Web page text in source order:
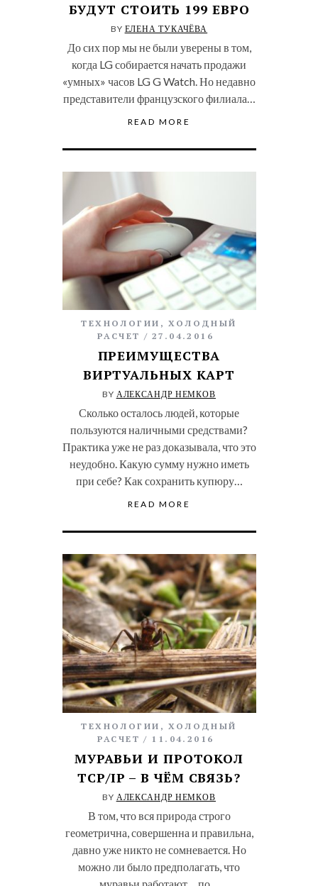
БУДУТ СТОИТЬ 199 ЕВРО
BY ЕЛЕНА ТУКАЧЁВА
До сих пор мы не были уверены в том,
когда LG собирается начать продажи
«умных» часов LG G Watch. Но недавно
представители французского филиала…
READ MORE
ТЕХНОЛОГИИ ,ХОЛОДНЫЙ
РАСЧЕТ
27.04.2016
ПРЕИМУЩЕСТВА
ВИРТУАЛЬНЫХ КАРТ
BY АЛЕКСАНДР НЕМКОВ
Сколько осталось людей, которые
пользуются наличными средствами?
Практика уже не раз доказывала, что это
неудобно. Какую сумму нужно иметь
при себе? Как сохранить купюру…
READ MORE
ТЕХНОЛОГИИ ,ХОЛОДНЫЙ
РАСЧЕТ
11.04.2016
МУРАВЬИ И ПРОТОКОЛ
TCP/IP – В ЧЁМ СВЯЗЬ?
BY АЛЕКСАНДР НЕМКОВ
В том, что вся природа строго
геометрична, совершенна и правильна,
давно уже никто не сомневается. Но
можно ли было предполагать, что